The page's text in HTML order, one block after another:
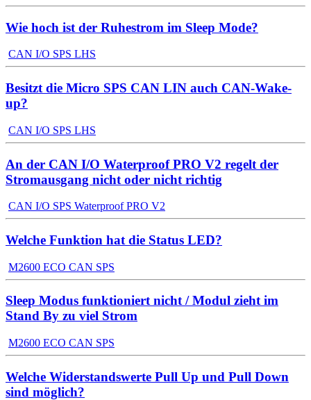
Wie hoch ist der Ruhestrom im Sleep Mode?
CAN I/O SPS LHS
Besitzt die Micro SPS CAN LIN auch CAN-Wake-
up?
CAN I/O SPS LHS
An der CAN I/O Waterproof PRO V2 regelt der
Stromausgang nicht oder nicht richtig
CAN I/O SPS Waterproof PRO V2
Welche Funktion hat die Status LED?
M2600 ECO CAN SPS
Sleep Modus funktioniert nicht / Modul zieht im
Stand By zu viel Strom
M2600 ECO CAN SPS
Welche Widerstandswerte Pull Up und Pull Down
sind möglich?